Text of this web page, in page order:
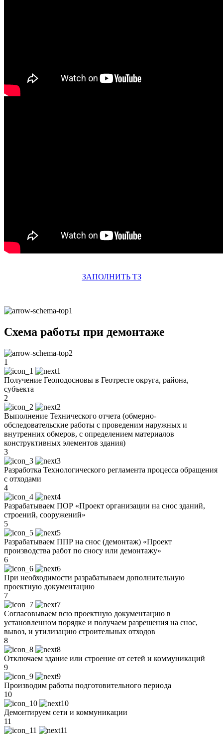
ЗАПОЛНИТЬ ТЗ
Схема работы при демонтаже
1
Получение Геоподосновы в Геотресте округа, района,
субъекта
2
Выполнение Технического отчета (обмерно-
обследовательские работы с проведеним наружных и
внутренних обмеров, с определением материалов
конструктивных элементов здания)
3
Разработка Технологического регламента процесса обращения
с отходами
4
Разрабатываем ПОР «Проект организации на снос зданий,
строений, сооружений»
5
Разрабатываем ППР на снос (демонтаж) «Проект
производства работ по сносу или демонтажу»
6
При необходимости разрабатываем дополнительную
проектную документацию
7
Согласовываем всю проектную документацию в
установленном порядке и получаем разрешения на снос,
вывоз, и утилизацию строительных отходов
8
Отключаем здание или строение от сетей и коммуникаций
9
Производим работы подготовительного периода
10
Демонтируем сети и коммуникации
11